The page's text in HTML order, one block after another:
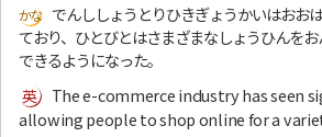
でんししょうとりひきぎょうかいはおお
ており、ひとびとはさまざまなしょうひんを
できるようになった。
The e-commerce industry has seen
allowing people to shop online for a